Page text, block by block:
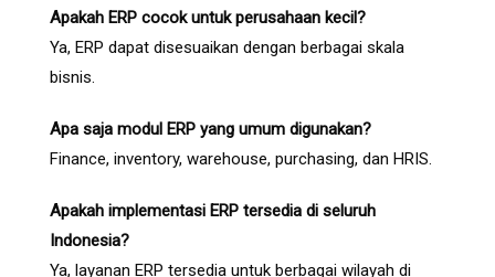
Apakah ERP cocok untuk perusahaan kecil?
Ya, ERP dapat disesuaikan dengan berbagai skala
bisnis.
Apa saja modul ERP yang umum digunakan?
Finance, inventory, warehouse, purchasing, dan HRIS.
Apakah implementasi ERP tersedia di seluruh
Indonesia?
Ya, layanan ERP tersedia untuk berbagai wilayah di